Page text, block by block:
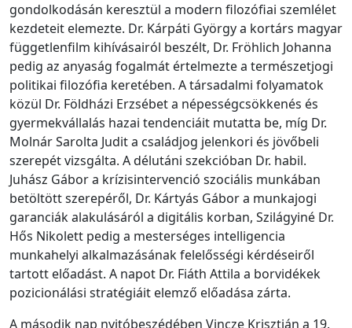
gondolkodásán keresztül a modern filozófiai szemlélet
kezdeteit elemezte. Dr. Kárpáti György a kortárs magyar
függetlenfilm kihívásairól beszélt, Dr. Fröhlich Johanna
pedig az anyaság fogalmát értelmezte a természetjogi
politikai filozófia keretében. A társadalmi folyamatok
közül Dr. Földházi Erzsébet a népességcsökkenés és
gyermekvállalás hazai tendenciáit mutatta be, míg Dr.
Molnár Sarolta Judit a családjog jelenkori és jövőbeli
szerepét vizsgálta. A délutáni szekcióban Dr. habil.
Juhász Gábor a krízisintervenció szociális munkában
betöltött szerepéről, Dr. Kártyás Gábor a munkajogi
garanciák alakulásáról a digitális korban, Szilágyiné Dr.
Hős Nikolett pedig a mesterséges intelligencia
munkahelyi alkalmazásának felelősségi kérdéseiről
tartott előadást. A napot Dr. Fiáth Attila a borvidékek
pozicionálási stratégiáit elemző előadása zárta.
A második nap nyitóbeszédében Vincze Krisztián a 19.